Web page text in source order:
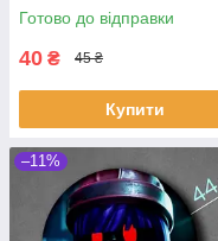
Готово до відправки
40 ₴ 45 ₴
Купити
–11%